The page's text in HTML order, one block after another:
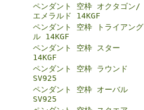
ペンダント 空枠 オクタゴン/
エメラルド 14KGF
ペンダント 空枠 トライアング
ル 14KGF
ペンダント 空枠 スター
14KGF
ペンダント 空枠 ラウンド
SV925
ペンダント 空枠 オーバル
SV925